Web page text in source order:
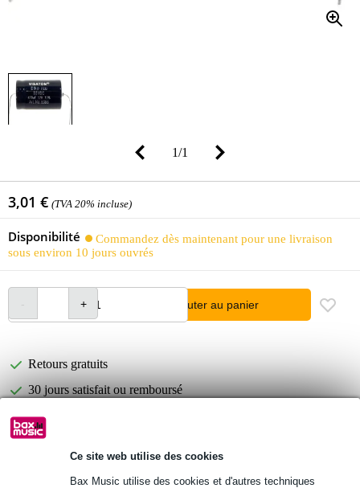
Ce site web utilise des cookies
Bax Music utilise des cookies et d'autres techniques
1/1
3,01 € (TVA 20% incluse)
Disponibilité
Commandez dès maintenant pour une livraison
sous environ 10 jours ouvrés
Ajouter au panier
Retours gratuits
30 jours satisfait ou remboursé
type: bipolar electrolytic capacitor